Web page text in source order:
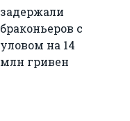
задержали
браконьеров с
уловом на 14
млн гривен